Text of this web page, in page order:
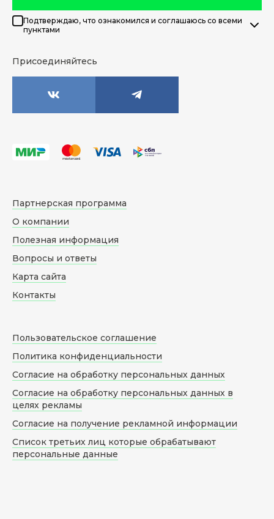
Подтверждаю, что ознакомился и соглашаюсь со всеми
пунктами
Присоединяйтесь
Партнерская программа
О компании
Полезная информация
Вопросы и ответы
Карта сайта
Контакты
Пользовательское соглашение
Политика конфиденциальности
Согласие на обработку персональных данных
Согласие на обработку персональных данных в
целях рекламы
Согласие на получение рекламной информации
Список третьих лиц которые обрабатывают
персональные данные